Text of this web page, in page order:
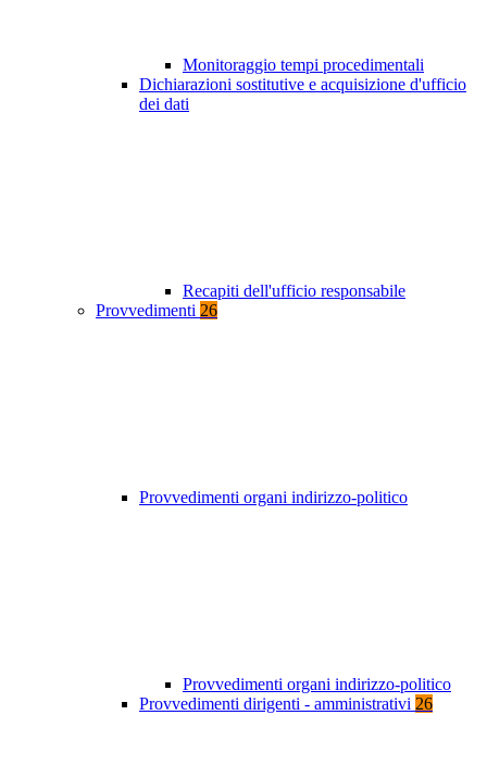
Monitoraggio tempi procedimentali
Dichiarazioni sostitutive e acquisizione d'ufficio
dei dati
Recapiti dell'ufficio responsabile
Provvedimenti 26
Provvedimenti organi indirizzo-politico
Provvedimenti organi indirizzo-politico
Provvedimenti dirigenti - amministrativi 26